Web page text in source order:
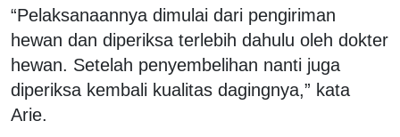
“Pelaksanaannya dimulai dari pengiriman
hewan dan diperiksa terlebih dahulu oleh dokter
hewan. Setelah penyembelihan nanti juga
diperiksa kembali kualitas dagingnya,” kata
Arie.